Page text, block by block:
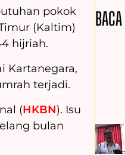
pokok
(Kaltim)
hijriah.
Kartanegara,
terjadi.
(HKBN). Isu
bulan